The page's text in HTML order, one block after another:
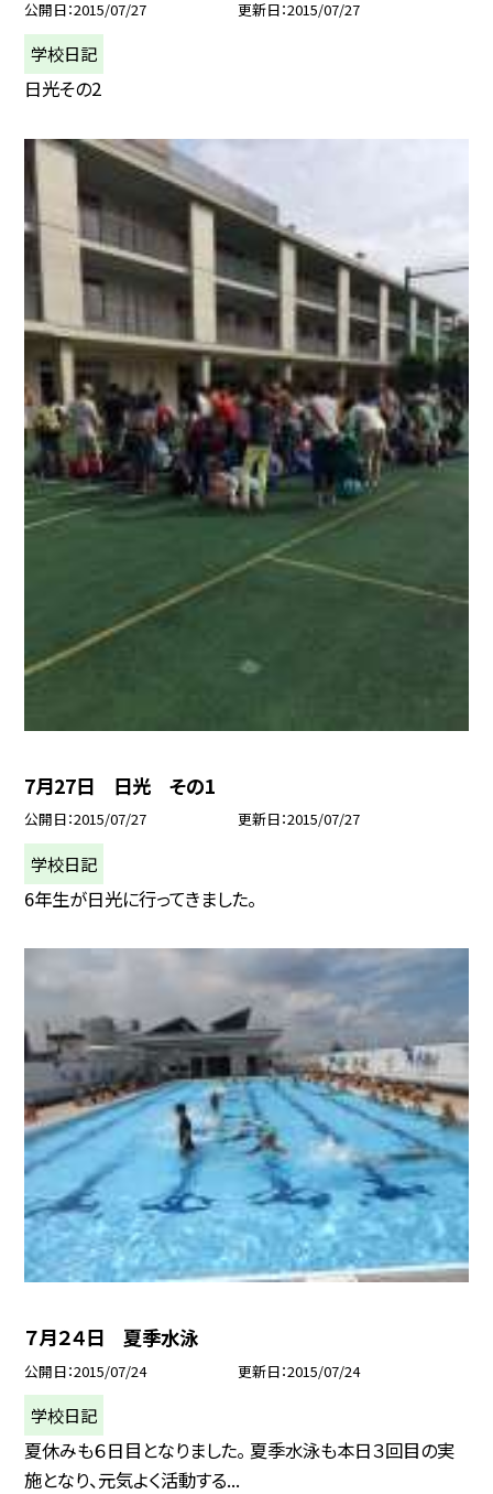
公開日 2015/07/27 更新日 2015/07/27
学校日記
日光その2
7月27日 日光 その1
公開日 2015/07/27 更新日 2015/07/27
学校日記
6年生が日光に行ってきました。
７月２４日 夏季水泳
公開日 2015/07/24 更新日 2015/07/24
学校日記
夏休みも６日目となりました。 夏季水泳も本日３回目の実
施となり、元気よく活動する...